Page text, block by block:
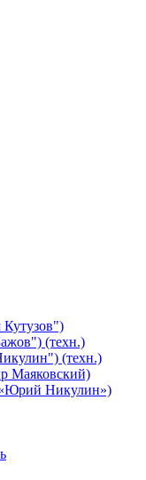
(техн.)
(техн.)
Маяковский)
«Юрий Никулин»)